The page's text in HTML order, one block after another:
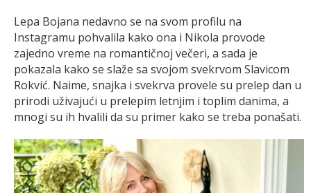
Lepa Bojana nedavno se na svom profilu na
Instagramu pohvalila kako ona i Nikola provode
zajedno vreme na romantičnoj večeri, a sada je
pokazala kako se slaže sa svojom svekrvom Slavicom
Rokvić. Naime, snajka i svekrva provele su prelep dan u
prirodi uživajući u prelepim letnjim i toplim danima, a
mnogi su ih hvalili da su primer kako se treba ponašati.